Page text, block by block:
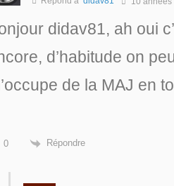
didav81, ah oui
d’habitude on
de la MAJ en
0 Répondre